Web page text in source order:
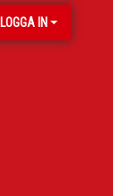
LOGGA IN